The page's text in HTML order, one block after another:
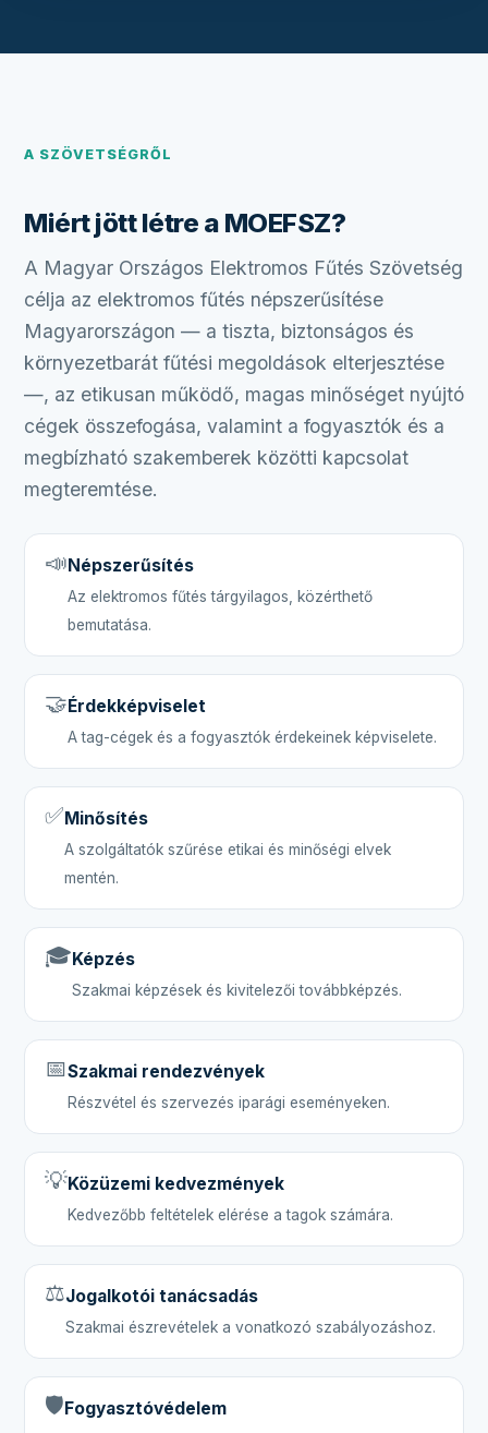
A SZÖVETSÉGRŐL
Miért jött létre a MOEFSZ?
A Magyar Országos Elektromos Fűtés Szövetség
célja az elektromos fűtés népszerűsítése
Magyarországon — a tiszta, biztonságos és
környezetbarát fűtési megoldások elterjesztése
—, az etikusan működő, magas minőséget nyújtó
cégek összefogása, valamint a fogyasztók és a
megbízható szakemberek közötti kapcsolat
megteremtése.
📣Népszerűsítés
Az elektromos fűtés tárgyilagos, közérthető
bemutatása.
🤝Érdekképviselet
A tag-cégek és a fogyasztók érdekeinek képviselete.
✅Minősítés
A szolgáltatók szűrése etikai és minőségi elvek
mentén.
🎓Képzés
Szakmai képzések és kivitelezői továbbképzés.
📅Szakmai rendezvények
Részvétel és szervezés iparági eseményeken.
💡Közüzemi kedvezmények
Kedvezőbb feltételek elérése a tagok számára.
⚖️Jogalkotói tanácsadás
Szakmai észrevételek a vonatkozó szabályozáshoz.
🛡️Fogyasztóvédelem